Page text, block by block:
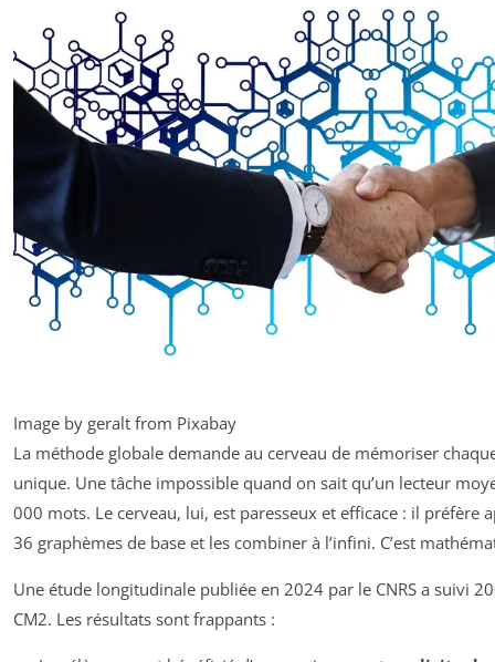
Image by geralt from Pixabay
La méthode globale demande au cerveau de mémoriser
unique. Une tâche impossible quand on sait qu’un lecteur
000 mots. Le cerveau, lui, est paresseux et efficace : il préfère
36 graphèmes de base et les combiner à l’infini. C’est
Une étude longitudinale publiée en 2024 par le CNRS a suivi
CM2. Les résultats sont frappants :